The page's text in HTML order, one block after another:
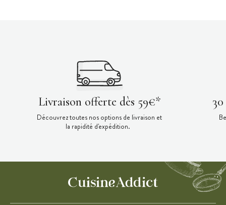
Livraison offerte dès 59€*
Découvrez toutes nos options de livraison et
la rapidité d'expédition.